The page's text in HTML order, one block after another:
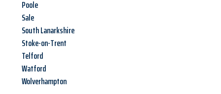
Poole
Sale
South Lanarkshire
Stoke-on-Trent
Telford
Watford
Wolverhampton